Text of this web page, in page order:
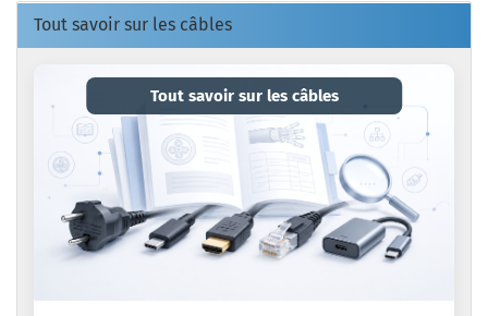
Tout savoir sur les câbles
Tout savoir sur les câbles